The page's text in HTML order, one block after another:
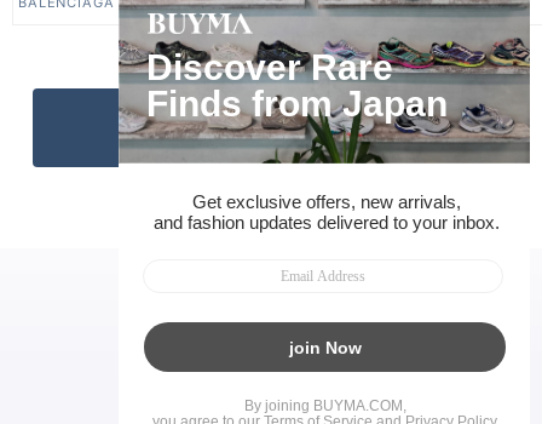
ハンドバッグをすべて見る
RECOMMEND